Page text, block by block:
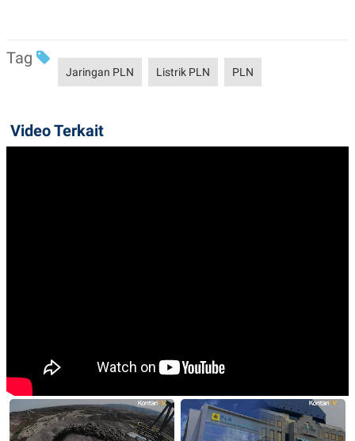
Tag
Jaringan PLN Listrik PLN PLN
Video Terkait